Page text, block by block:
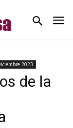
2023
de la